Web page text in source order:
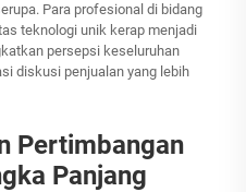
Para profesional di bidang
teknologi unik kerap menjadi
persepsi keseluruhan
diskusi penjualan yang lebih
Pertimbangan
Panjang